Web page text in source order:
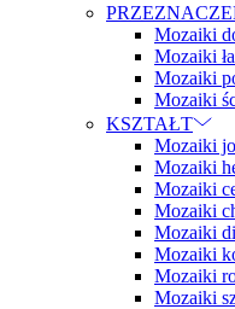
Mozaiki
Mozaiki
Mozaiki
Mozaiki
KSZTAŁT
Mozaiki
Mozaiki
Mozaiki
Mozaiki
Mozaiki
Mozaiki
Mozaiki
Mozaiki